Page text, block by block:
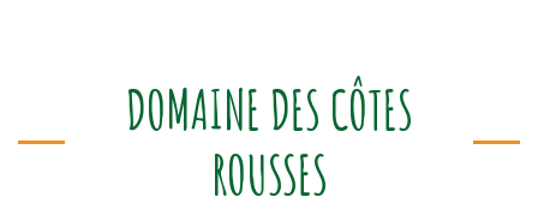
DOMAINE DES CÔTES
ROUSSES